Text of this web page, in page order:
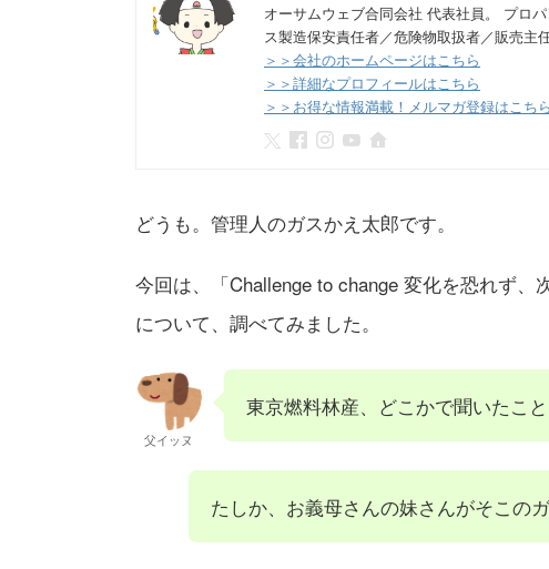
オーサムウェブ合同会社 代表社員。 プロ
ス製造保安責任者／危険物取扱者／販売
＞＞会社のホームページはこちら
＞＞詳細なプロフィールはこちら
＞＞お得な情報満載！メルマガ登録はこちら
どうも。管理人のガスかえ太郎です。
今回は、「Challenge to change 変化を恐れず
について、調べてみました。
父イッヌ
東京燃料林産、どこかで聞いたこと
たしか、お義母さんの妹さんがそこの